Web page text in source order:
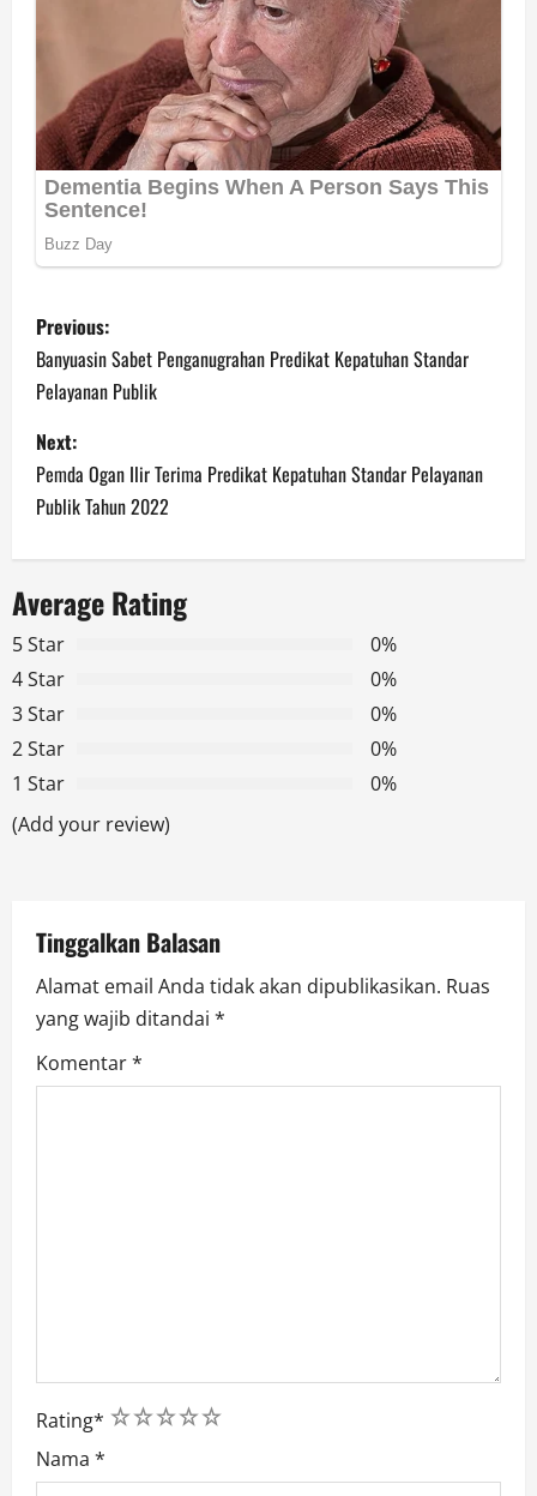
P
o
s
t
n
a
v
i
g
a
t
o
n
Previous:
Banyuasin Sabet Penganugrahan Predikat Kepatuhan Standar
Pelayanan Publik
Next:
Pemda Ogan Ilir Terima Predikat Kepatuhan Standar Pelayanan
Publik Tahun 2022
Average Rating
5 Star
0%
4 Star
0%
3 Star
0%
2 Star
0%
1 Star
0%
(Add your review)
Tinggalkan Balasan
Alamat email Anda tidak akan dipublikasikan. Ruas
yang wajib ditandai *
Komentar*
Rating* 5
4
3
2
1
Nama *